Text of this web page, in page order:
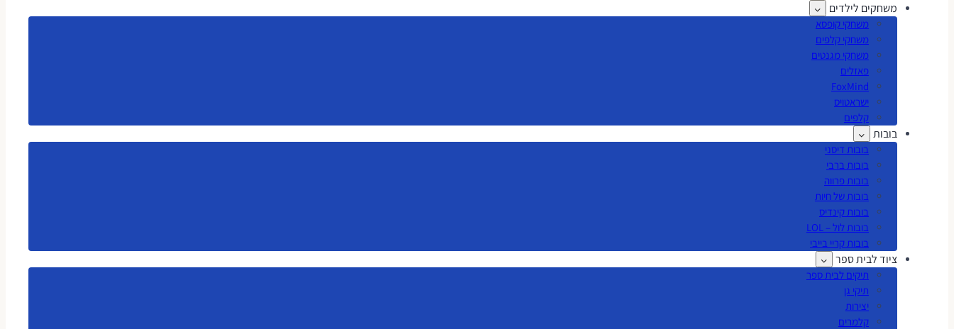
משחקים לילדים
משחקי קופסא
משחקי קלפים
משחקי מגנטים
פאזלים
FoxMind
ישראטויס
קלפים
בובות
בובות דיסני
בובות ברבי
בובות פרווה
בובות של חיות
בובות קינדיס
בובות לול – LOL
בובות קריי בייבי
ציוד לבית ספר
תיקים לבית ספר
תיקי גן
יצירות
קלמרים